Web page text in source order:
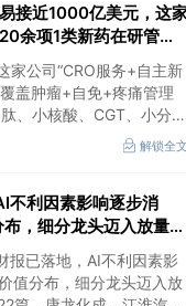
接近1000亿美元，这
余项1类新药在研管
家公司“CRO服务+自主新
盖肿瘤+自免+疼痛管理
、小核酸、CGT、小分子
解锁全文
不利因素影响逐步消
，细分龙头迈入放量验
已落地，AI不利因素影
值分布，细分龙头迈入放